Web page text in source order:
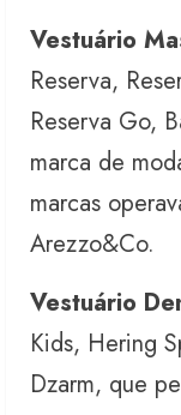
Vestuário
Reserva,
Reserva Go,
marca de
marcas
Arezzo&Co.
Vestuário
Kids, Hering
Dzarm, que